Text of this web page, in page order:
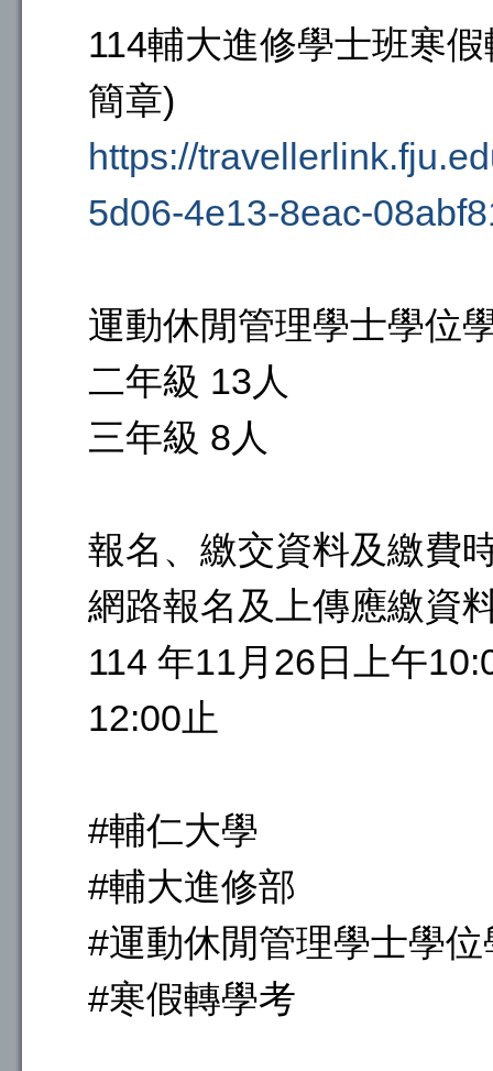
114輔大進修學士班寒
簡章)
https://
5d06-4e13-8eac-
運動休閒管理學士學位
二年級 13人
三年級 8人
報名、繳交資料及繳費
網路報名及上傳應繳資
114 年11月26日上午
12:00止
#輔仁大學
#輔大進修部
#運動休閒管理學士學位
#寒假轉學考